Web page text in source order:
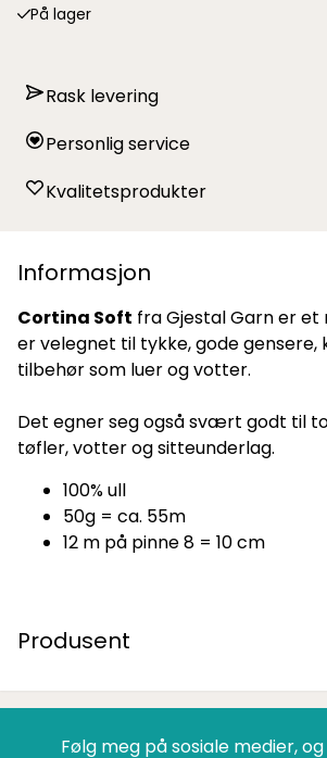
På lager
Rask levering
Personlig service
Kvalitetsprodukter
Informasjon
Cortina Soft fra Gjestal Garn er et
er velegnet til tykke, gode gensere,
tilbehør som luer og votter.
Det egner seg også svært godt til
tøfler, votter og sitteunderlag.
100% ull
50g = ca. 55m
12 m på pinne 8 = 10 cm
Produsent
Følg meg på sosiale medier,